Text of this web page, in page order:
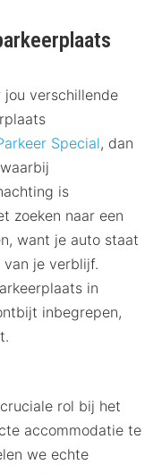
verschillende
Special, dan
is
zoeken naar een
want je auto staat
je verblijf.
in
inbegrepen,
rol bij het
accommodatie te
we echte